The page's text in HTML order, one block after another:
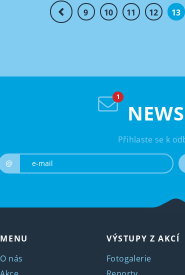
9 10 11 12 13
Přihlaste se k
@
MENU
O nás
VÝSTUPY Z AKCÍ
Fotogalerie